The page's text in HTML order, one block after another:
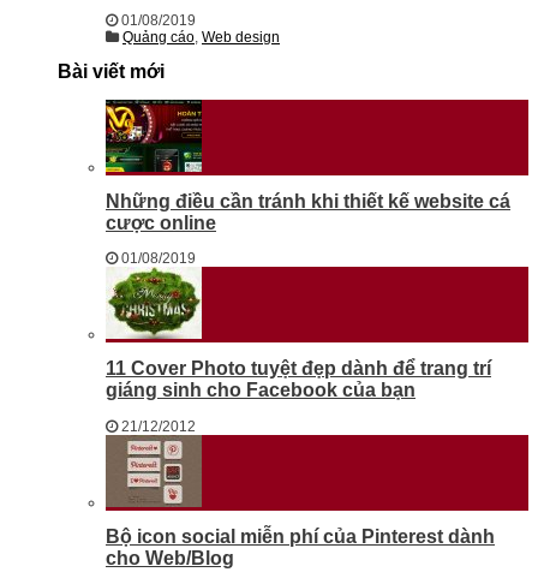
01/08/2019
Quảng cáo, Web design
Bài viết mới
Những điều cần tránh khi thiết kế website cá
cược online
01/08/2019
11 Cover Photo tuyệt đẹp dành để trang trí
giáng sinh cho Facebook của bạn
21/12/2012
Bộ icon social miễn phí của Pinterest dành
cho Web/Blog